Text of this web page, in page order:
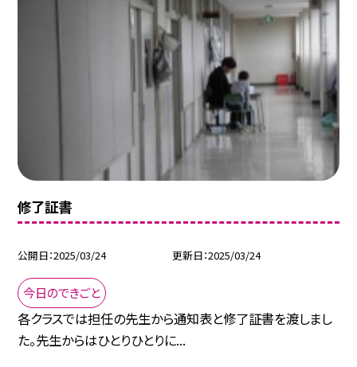
修了証書
公開日 2025/03/24 更新日 2025/03/24
今日のできごと
各クラスでは担任の先生から通知表と修了証書を渡しまし
た。先生からはひとりひとりに...